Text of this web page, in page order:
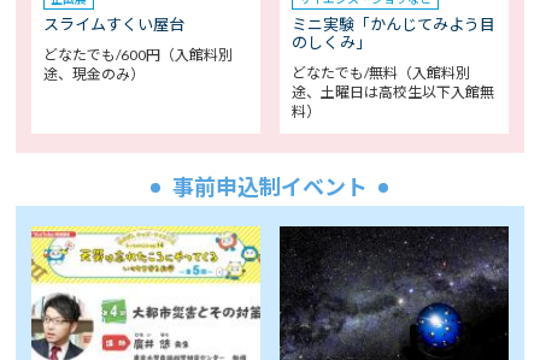
スライムすくい屋台
どなたでも/600円（入館料別
途、現金のみ）
ミニ実験「かんじてみよう目
のしくみ」
どなたでも/無料（入館料別
途、土曜日は高校生以下入館無
料）
事前申込制イベント